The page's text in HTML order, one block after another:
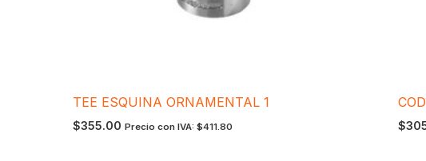
TEE ESQUINA ORNAMENTAL 1
$355.00 Precio con IVA:$411.80 $